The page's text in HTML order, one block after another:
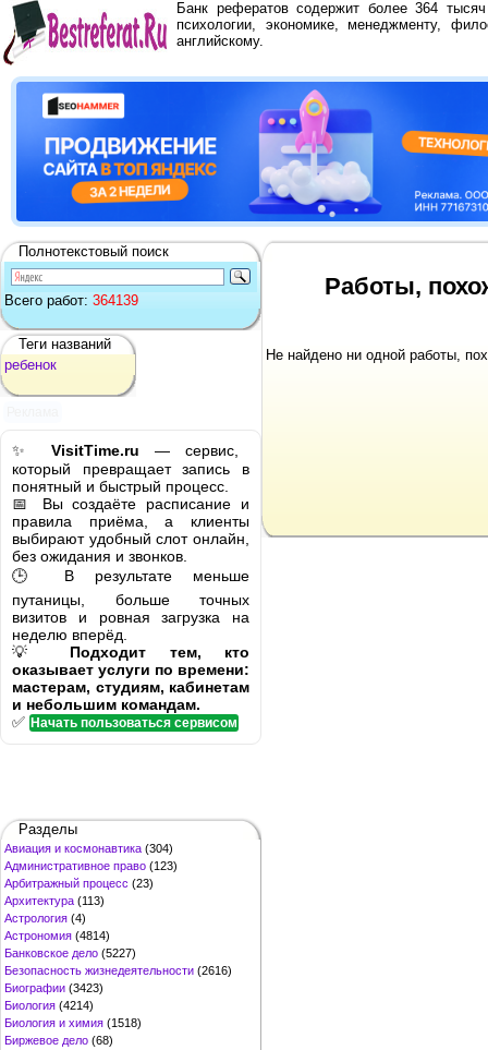
Банк рефератов содержит более 364
психологии, экономике, менеджменту,
английскому.
Полнотекстовый поиск
Всего работ: 364139
Теги названий
ребенок
✨ VisitTime.ru — сервис,
который превращает запись в
понятный и быстрый процесс.
📅 Вы создаёте расписание и
правила приёма, а клиенты
выбирают удобный слот онлайн,
без ожидания и звонков.
🕒 В результате меньше
путаницы, больше точных
визитов и ровная загрузка на
неделю вперёд.
💡 Подходит тем, кто
оказывает услуги по времени:
мастерам, студиям, кабинетам
и небольшим командам.
✅ Начать пользоваться сервисом
Разделы
Авиация и космонавтика (304)
Административное право (123)
Арбитражный процесс (23)
Архитектура (113)
Астрология (4)
Астрономия (4814)
Банковское дело (5227)
Безопасность жизнедеятельности (2616)
Биографии (3423)
Биология (4214)
Биология и химия (1518)
Биржевое дело (68)
Работы,
Не найдено ни одной работы,